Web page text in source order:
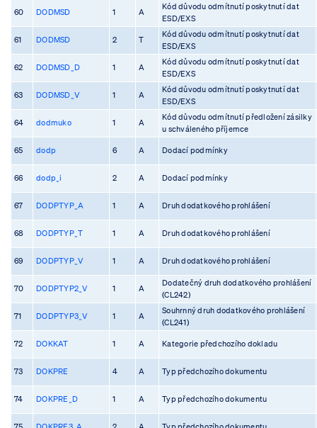
60 DODMSD 1 A
Kód důvodu odmítnutí poskytnutí dat
ESD/EXS
61 DODMSD 2 T
Kód důvodu odmítnutí poskytnutí dat
ESD/EXS
62 DODMSD_D 1 A
Kód důvodu odmítnutí poskytnutí dat
ESD/EXS
63 DODMSD_V 1 A
Kód důvodu odmítnutí poskytnutí dat
ESD/EXS
64 dodmuko 1 A
Kód důvodu odmítnutí předložení zásilky
u schváleného příjemce
65 dodp 6 A Dodací podmínky
66 dodp_i 2 A Dodací podmínky
67 DODPTYP_A 1 A Druh dodatkového prohlášení
68 DODPTYP_T 1 A Druh dodatkového prohlášení
69 DODPTYP_V 1 A Druh dodatkového prohlášení
70 DODPTYP2_V 1 A
Dodatečný druh dodatkového prohlášení
(CL242)
71 DODPTYP3_V 1 A
Souhrnný druh dodatkového prohlášení
(CL241)
72 DOKKAT 1 A Kategorie předchozího dokladu
73 DOKPRE 4 A Typ předchozího dokumentu
74 DOKPRE_D 1 A Typ předchozího dokumentu